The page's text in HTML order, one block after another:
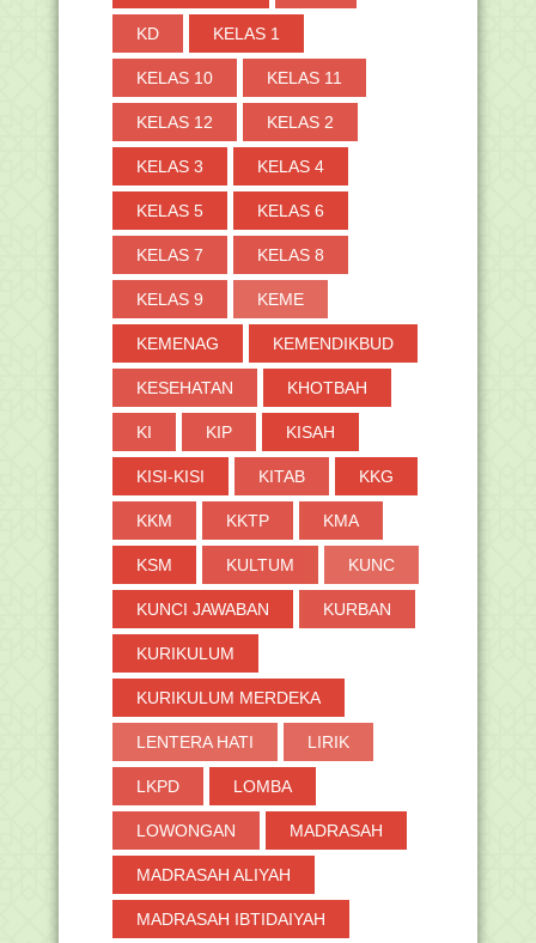
KD KELAS 1
KELAS 10 KELAS 11
KELAS 12 KELAS 2
KELAS 3 KELAS 4
KELAS 5 KELAS 6
KELAS 7 KELAS 8
KELAS 9 KEME
KEMENAG KEMENDIKBUD
KESEHATAN KHOTBAH
KI KIP KISAH
KISI-KISI KITAB KKG
KKM KKTP KMA
KSM KULTUM KUNC
KUNCI JAWABAN KURBAN
KURIKULUM
KURIKULUM MERDEKA
LENTERA HATI LIRIK
LKPD LOMBA
LOWONGAN MADRASAH
MADRASAH ALIYAH
MADRASAH IBTIDAIYAH